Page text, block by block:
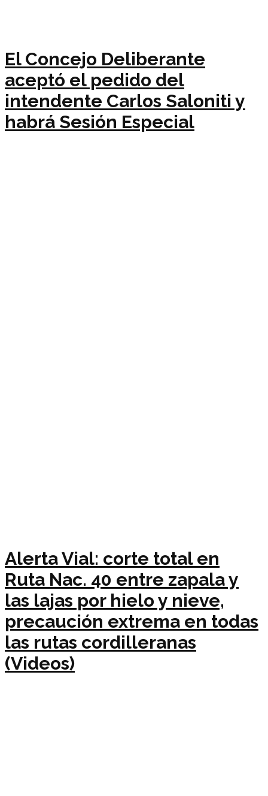
El Concejo Deliberante
aceptó el pedido del
intendente Carlos Saloniti y
habrá Sesión Especial
Alerta Vial: corte total en
Ruta Nac. 40 entre zapala y
las lajas por hielo y nieve,
precaución extrema en todas
las rutas cordilleranas
(Videos)